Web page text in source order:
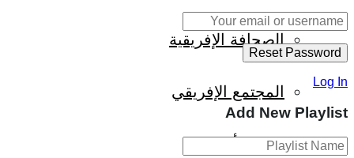
الصحافة الإفريقية
المجتمع الإفريقي
ثقافة وأدب
Log In
Add New Playlist